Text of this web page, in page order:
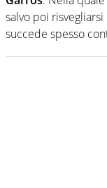
salvo poi
succede spesso